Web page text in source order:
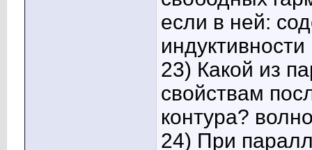
если в ней:
23) Какой из
свойствам
контура?
24) При